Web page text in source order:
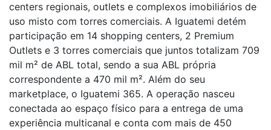
centers regionais, outlets e complexos imobiliários de
uso misto com torres comerciais. A Iguatemi detém
participação em 14 shopping centers, 2 Premium
Outlets e 3 torres comerciais que juntos totalizam 709
mil m² de ABL total, sendo a sua ABL própria
correspondente a 470 mil m². Além do seu
marketplace, o Iguatemi 365. A operação nasceu
conectada ao espaço físico para a entrega de uma
experiência multicanal e conta com mais de 450